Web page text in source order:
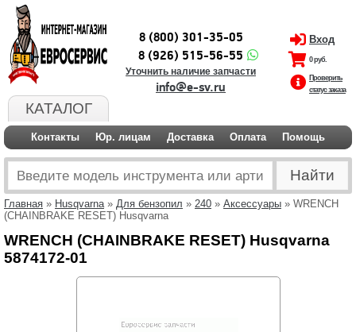
КАТАЛОГ
8 (800) 301-35-05
8 (926) 515-56-55
Уточнить наличие запчасти
info@e-sv.ru
Вход
0 руб.
Проверить
статус заказа
Контакты Юр. лицам Доставка Оплата Помощь
Главная » Husqvarna» Для бензопил » 240 » Аксессуары » WRENCH
(CHAINBRAKE RESET) Husqvarna
WRENCH (CHAINBRAKE RESET) Husqvarna
5874172-01